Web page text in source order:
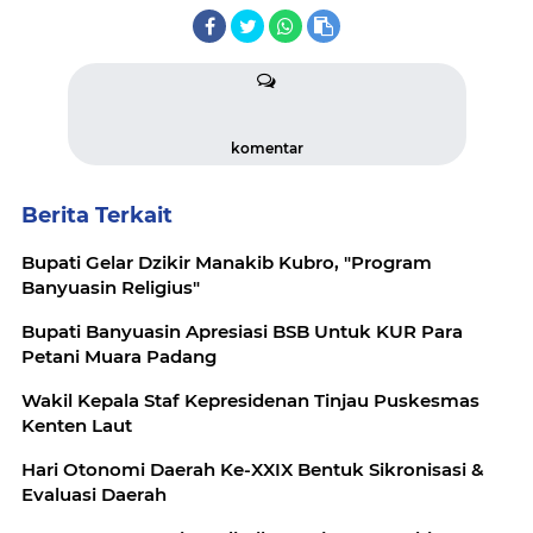
komentar
Berita Terkait
Bupati Gelar Dzikir Manakib Kubro, "Program
Banyuasin Religius"
Bupati Banyuasin Apresiasi BSB Untuk KUR Para
Petani Muara Padang
Wakil Kepala Staf Kepresidenan Tinjau Puskesmas
Kenten Laut
Hari Otonomi Daerah Ke-XXIX Bentuk Sikronisasi &
Evaluasi Daerah